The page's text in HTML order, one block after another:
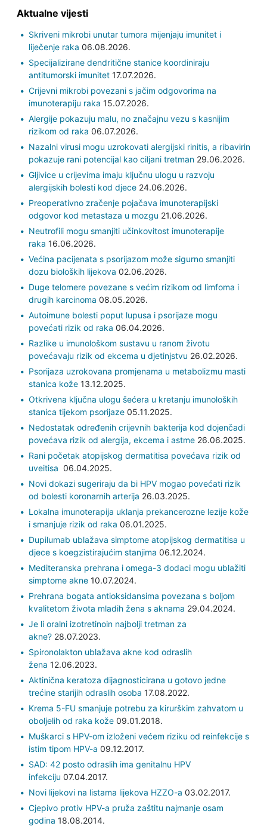
Aktualne vijesti
Skriveni mikrobi unutar tumora mijenjaju imunitet i
liječenje raka 06.08.2026.
Specijalizirane dendritične stanice koordiniraju
antitumorski imunitet17.07.2026.
Crijevni mikrobi povezani s jačim odgovorima na
imunoterapiju raka 15.07.2026.
Alergije pokazuju malu, no značajnu vezu s kasnijim
rizikom od raka 06.07.2026.
Nazalni virusi mogu uzrokovati alergijski rinitis, a ribavirin
pokazuje rani potencijal kao ciljani tretman29.06.2026.
Gljivice u crijevima imaju ključnu ulogu u razvoju
alergijskih bolesti kod djece24.06.2026.
Preoperativno zračenje pojačava imunoterapijski
odgovor kod metastaza u mozgu 21.06.2026.
Neutrofili mogu smanjiti učinkovitost imunoterapije
raka 16.06.2026.
Većina pacijenata s psorijazom može sigurno smanjiti
dozu bioloških lijekova 02.06.2026.
Duge telomere povezane s većim rizikom od limfoma i
drugih karcinoma 08.05.2026.
Autoimune bolesti poput lupusa i psorijaze mogu
povećati rizik od raka 06.04.2026.
Razlike u imunološkom sustavu u ranom životu
povećavaju rizik od ekcema u djetinjstvu 26.02.2026.
Psorijaza uzrokovana promjenama u metabolizmu masti
stanica kože13.12.2025.
Otkrivena ključna ulogu šećera u kretanju imunoloških
stanica tijekom psorijaze05.11.2025.
Nedostatak određenih crijevnih bakterija kod dojenčadi
povećava rizik od alergija, ekcema i astme26.06.2025.
Rani početak atopijskog dermatitisa povećava rizik od
uveitisa 06.04.2025.
Novi dokazi sugeriraju da bi HPV mogao povećati rizik
od bolesti koronarnih arterija 26.03.2025.
Lokalna imunoterapija uklanja prekancerozne lezije kože
i smanjuje rizik od raka 06.01.2025.
Dupilumab ublažava simptome atopijskog dermatitisa u
djece s koegzistirajućim stanjima 06.12.2024.
Mediteranska prehrana i omega-3 dodaci mogu ublažiti
simptome akne10.07.2024.
Prehrana bogata antioksidansima povezana s boljom
kvalitetom života mladih žena s aknama 29.04.2024.
Je li oralni izotretinoin najbolji tretman za
akne?28.07.2023.
Spironolakton ublažava akne kod odraslih
žena 12.06.2023.
Aktinična keratoza dijagnosticirana u gotovo jedne
trećine starijih odraslih osoba 17.08.2022.
Krema 5-FU smanjuje potrebu za kirurškim zahvatom u
oboljelih od raka kože09.01.2018.
Muškarci s HPV-om izloženi većem riziku od reinfekcije s
istim tipom HPV-a 09.12.2017.
SAD: 42 posto odraslih ima genitalnu HPV
infekciju 07.04.2017.
Novi lijekovi na listama lijekova HZZO-a 03.02.2017.
Cjepivo protiv HPV-a pruža zaštitu najmanje osam
godina 18.08.2014.